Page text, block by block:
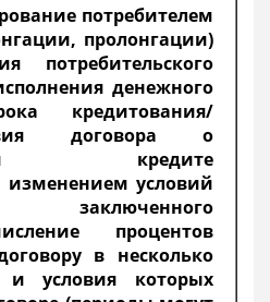
потребителем
пролонгации)
потребительского
денежного
кредитования/
договора о
кредите
изменением условий
заключенного
процентов
в несколько
и условия которых